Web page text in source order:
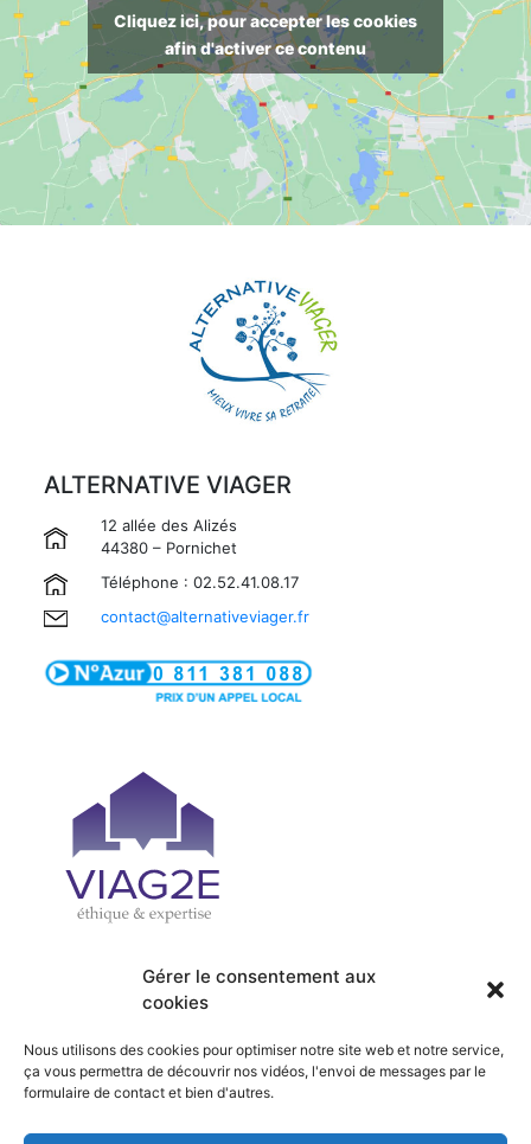
Gérer le consentement aux
cookies
Nous utilisons des cookies pour optimiser notre site web et notre service,
ça vous permettra de découvrir nos vidéos, l'envoi de messages par le
formulaire de contact et bien d'autres.
Cliquez ici, pour accepter les cookies
afin d'activer ce contenu
ALTERNATIVE VIAGER
12 allée des Alizés
44380 – Pornichet
Téléphone : 02.52.41.08.17
contact@alternativeviager.fr
| ACTUALITÉS
| RECRUTEMENT
| HONORAIRES
| CONTACT